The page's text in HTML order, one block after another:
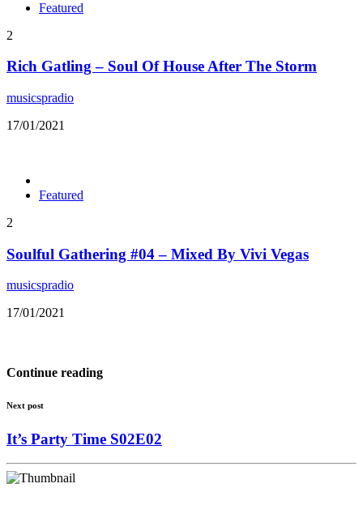
Featured
2
Rich Gatling – Soul Of House After The Storm
musicspradio
17/01/2021
Featured
2
Soulful Gathering #04 – Mixed By Vivi Vegas
musicspradio
17/01/2021
Continue reading
Next post
It’s Party Time S02E02